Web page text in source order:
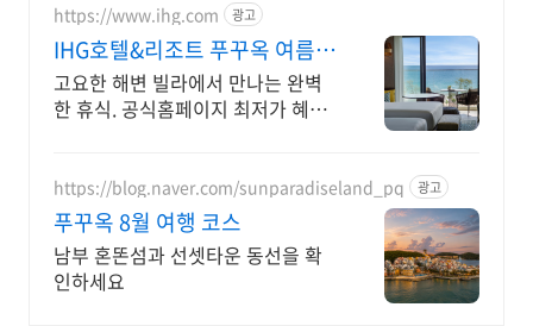
https://www.ihg.com 광고
IHG호텔&리조트 푸꾸옥 여름
한정 프로모션
고요한 해변 빌라에서 만나는 완벽
한 휴식. 공식홈페이지 최저가 혜택
https://blog.naver.com/sunparadiseland_pq 광고
푸꾸옥 8월 여행 코스
남부 혼똔섬과 선셋타운 동선을 확
인하세요